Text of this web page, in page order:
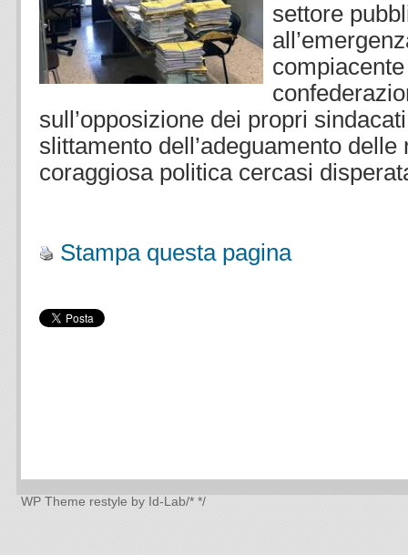
settore
sull’opposizione dei propri
slittamento dell’adeguamento delle
coraggiosa politica cercasi
Stampa questa pagina
WP Theme restyle by Id-Lab/* */